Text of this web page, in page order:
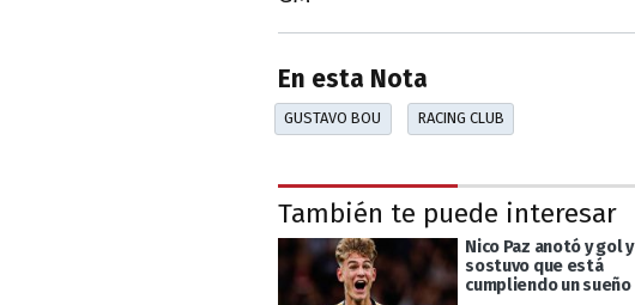
En esta Nota
GUSTAVO BOU RACING CLUB
También te puede interesar
Nico Paz anotó y gol y
sostuvo que está
cumpliendo un sueño